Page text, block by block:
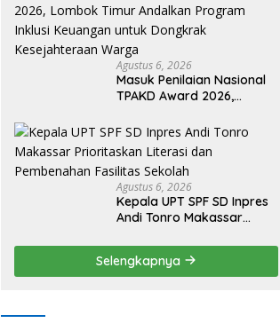
Agustus 6, 2026
Masuk Penilaian Nasional
TPAKD Award 2026,
Program Inklusi Keuangan
untuk Dongkrak
Kesejahteraan Warga
Agustus 6, 2026
Kepala UPT SPF SD Inpres
Andi Tonro Makassar
Pembenahan Fasilitas
Sekolah
Selengkapnya